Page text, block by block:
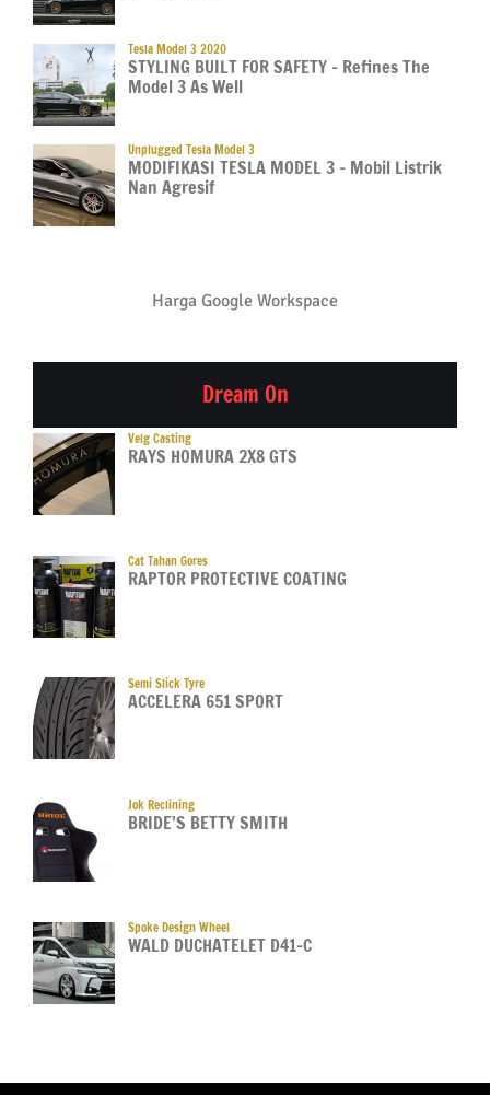
Tesla Model 3 2020
STYLING BUILT FOR SAFETY – Refines The
Model 3 As Well
Unplugged Tesla Model 3
MODIFIKASI TESLA MODEL 3 – Mobil Listrik
Nan Agresif
Harga Google Workspace
Dream On
Velg Casting
RAYS HOMURA 2X8 GTS
Cat Tahan Gores
RAPTOR PROTECTIVE COATING
Semi Slick Tyre
ACCELERA 651 SPORT
Jok Reclining
BRIDE’S BETTY SMITH
Spoke Design Wheel
WALD DUCHATELET D41-C